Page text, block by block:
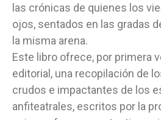
las crónicas de quienes los
ojos, sentados en las gradas
la misma arena.
Este libro ofrece, por primera
editorial, una recopilación de
crudos e impactantes de los
anfiteatrales, escritos por la